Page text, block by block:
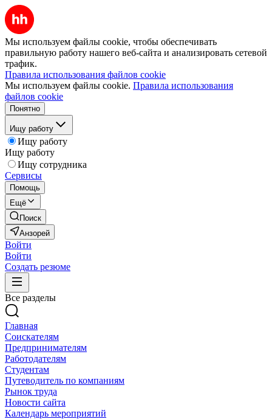
Мы используем файлы cookie, чтобы обеспечивать
правильную работу нашего веб-сайта и анализировать сетевой
трафик.
Правила использования файлов cookie
Мы используем файлы cookie. Правила использования
файлов cookie
Понятно
Ищу работу
Ищу работу
Ищу работу
Ищу сотрудника
Сервисы
Помощь
Ещё
Поиск
Анзорей
Войти
Войти
Создать резюме
Все разделы
Главная
Соискателям
Предпринимателям
Работодателям
Студентам
Путеводитель по компаниям
Рынок труда
Новости сайта
Календарь мероприятий